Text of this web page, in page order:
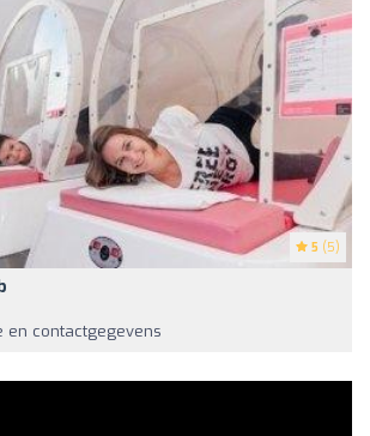
5 (5)
en contactgegevens